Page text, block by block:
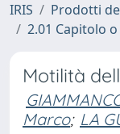
IRIS Prodotti
2.01 Capitolo
Motilità
Marco; LA